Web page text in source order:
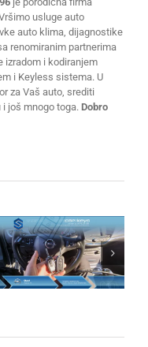
usluge auto
auto klima, dijagnostike
renomiranim partnerima
izradom i kodiranjem
i Keyless sistema. U
za Vaš auto, srediti
još mnogo toga. Dobro